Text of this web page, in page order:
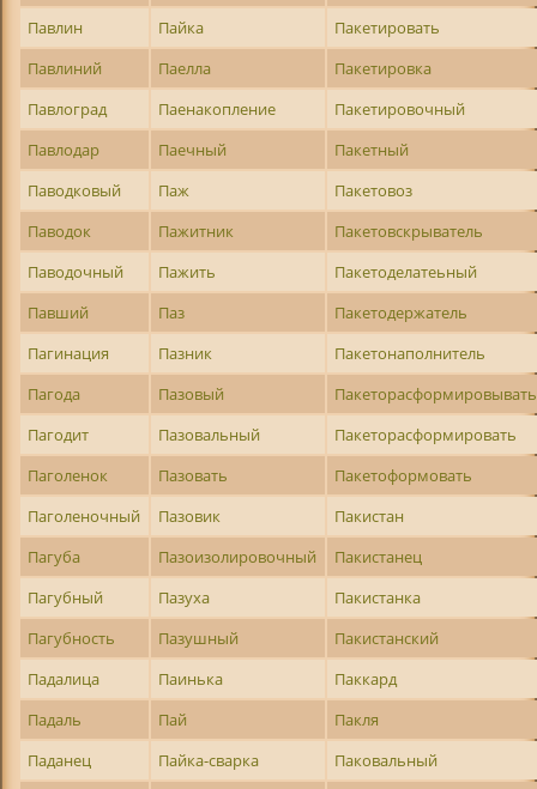
Павлин
Пайка
Пакетировать
Павлиний
Паелла
Пакетировка
Павлоград
Паенакопление
Пакетировочный
Павлодар
Паечный
Пакетный
Паводковый
Паж
Пакетовоз
Паводок
Пажитник
Пакетовскрыватель
Паводочный
Пажить
Пакетоделатеьный
Павший
Паз
Пакетодержатель
Пагинация
Пазник
Пакетонаполнитель
Пагода
Пазовый
Пакеторасформировывать
Пагодит
Пазовальный
Пакеторасформировать
Паголенок
Пазовать
Пакетоформовать
Паголеночный
Пазовик
Пакистан
Пагуба
Пазоизолировочный
Пакистанец
Пагубный
Пазуха
Пакистанка
Пагубность
Пазушный
Пакистанский
Падалица
Паинька
Паккард
Падаль
Пай
Пакля
Паданец
Пайка-сварка
Паковальный